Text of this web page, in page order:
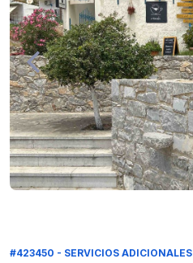
#423450 - SERVICIOS ADICIONALES